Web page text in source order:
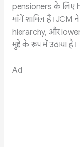
pensioners के लिए
माँगें शामिल हैं। JCM
hierarchy, और
मुद्दे के रूप में उठाया है।
Ad